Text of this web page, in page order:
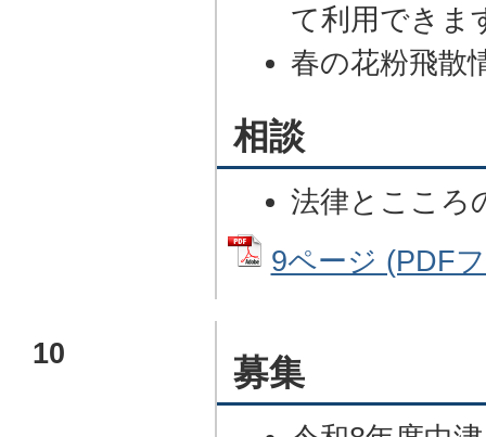
て利用できま
春の花粉飛散
相談
法律とこころ
9ページ (PDF
10 募集